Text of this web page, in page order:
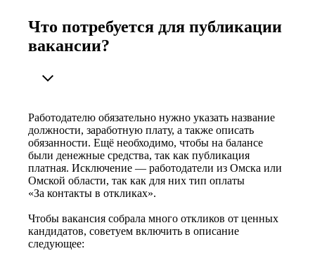
Что потребуется для публикации
вакансии?
Работодателю обязательно нужно указать название
должности, заработную плату, а также описать
обязанности. Ещё необходимо, чтобы на балансе
были денежные средства, так как публикация
платная. Исключение — работодатели из Омска или
Омской области, так как для них тип оплаты
«За контакты в откликах».
Чтобы вакансия собрала много откликов от ценных
кандидатов, советуем включить в описание
следующее: